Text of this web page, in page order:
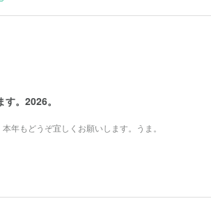
。2026。
年もどうぞ宜しくお願いします。うま。